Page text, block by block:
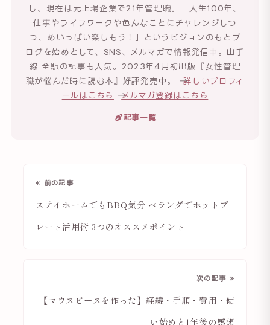
し、現在は元上場企業で21年管理職。「人生100年、
仕事やライフワークや色んなことにチャレンジしつ
つ、めいっぱい楽しもう！」というビジョンのもとブ
ログを始めとして、SNS、メルマガで情報発信中。山手
線 全駅の記事も人気。2023年4月初出版『女性管理
職が悩んだ時に読む本』好評発売中。 →詳しいプロフィ
ールはこちら
→メルマガ登録はこちら
記事一覧
« 前の記事
ステイホームでもBBQ気分 ベランダでホットプ
レート活用術 3つのオススメポイント
次の記事 »
【マウスピースを作った】経緯・手順・費用・使
い始めと1年後の感想